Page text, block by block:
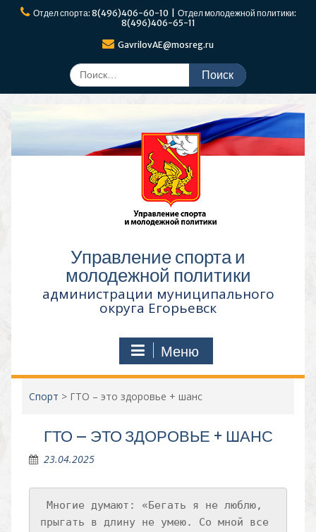
ПерейтиОтдел спорта: 8(496)406-60-10 | Отдел молодежной политики:
8(496)406-65-11
GavrilovAE@mosreg.ru
Поиск
по:
Управление спорта и
молодежной политики
администрации муниципального
округа Егорьевск
Меню
Спорт > ГТО – это здоровье + шанс
ГТО – ЭТО ЗДОРОВЬЕ + ШАНС
23.04.2025
прыгать в длину не умею. Со мной все